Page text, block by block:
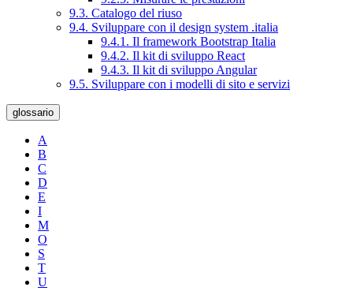
9.3. Catalogo del riuso
9.4. Sviluppare con il design system .italia
9.4.1. Il framework Bootstrap Italia
9.4.2. Il kit di sviluppo React
9.4.3. Il kit di sviluppo Angular
9.5. Sviluppare con i modelli di sito e servizi
glossario
A
B
C
D
E
I
M
O
S
T
U